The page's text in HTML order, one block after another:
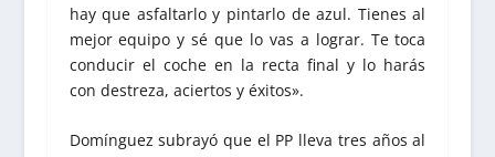
hay que asfaltarlo y pintarlo de azul. Tienes al
mejor equipo y sé que lo vas a lograr. Te toca
conducir el coche en la recta final y lo harás
con destreza, aciertos y éxitos».
Domínguez subrayó que el PP lleva tres años al